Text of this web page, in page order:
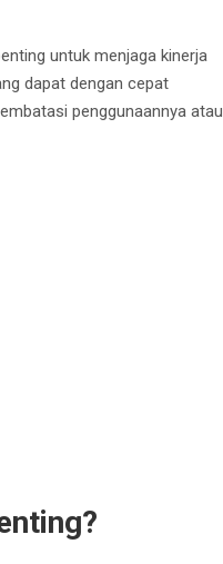
untuk menjaga kinerja
dapat dengan cepat
penggunaannya atau